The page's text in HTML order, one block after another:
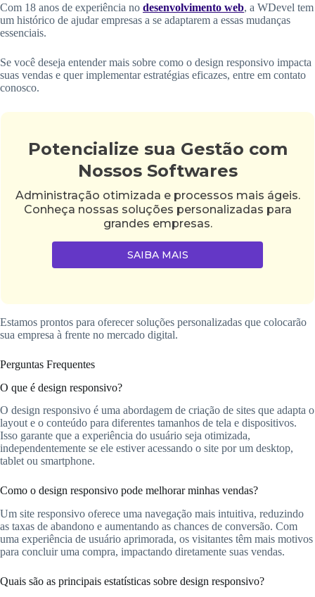
Com 18 anos de experiência no desenvolvimento web, a WDevel tem
um histórico de ajudar empresas a se adaptarem a essas mudanças
essenciais.
Se você deseja entender mais sobre como o design responsivo impacta
suas vendas e quer implementar estratégias eficazes, entre em contato
conosco.
Potencialize sua Gestão com
Nossos Softwares
Administração otimizada e processos mais ágeis.
Conheça nossas soluções personalizadas para
grandes empresas.
SAIBA MAIS
Estamos prontos para oferecer soluções personalizadas que colocarão
sua empresa à frente no mercado digital.
Perguntas Frequentes
O que é design responsivo?
O design responsivo é uma abordagem de criação de sites que adapta o
layout e o conteúdo para diferentes tamanhos de tela e dispositivos.
Isso garante que a experiência do usuário seja otimizada,
independentemente se ele estiver acessando o site por um desktop,
tablet ou smartphone.
Como o design responsivo pode melhorar minhas vendas?
Um site responsivo oferece uma navegação mais intuitiva, reduzindo
as taxas de abandono e aumentando as chances de conversão. Com
uma experiência de usuário aprimorada, os visitantes têm mais motivos
para concluir uma compra, impactando diretamente suas vendas.
Quais são as principais estatísticas sobre design responsivo?